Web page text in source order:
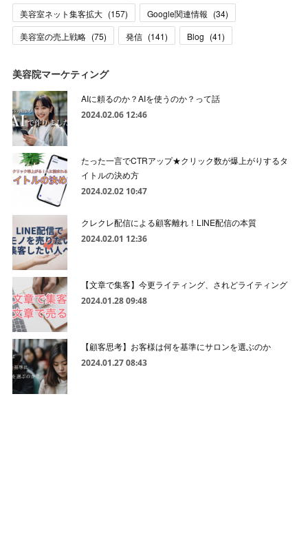
美容室ネット集客拡大 (157) Google関連情報 (34)
美容室の売上戦略 (75) 発信 (141) Blog (41)
美容院マーケティング
AIに頼るのか？AIを使うのか？って話
2024.02.06 12:46
たった一言でCTRアップ★クリック数が爆上がりするタ
イトルの決め方
2024.02.02 10:47
クレクレ配信による顧客離れ！LINE配信の本質
2024.02.01 12:36
【文章で集客】今更ライティング、されどライティング
2024.01.28 09:48
【顧客思考】お客様は何を基準にサロンを選ぶのか
2024.01.27 08:43